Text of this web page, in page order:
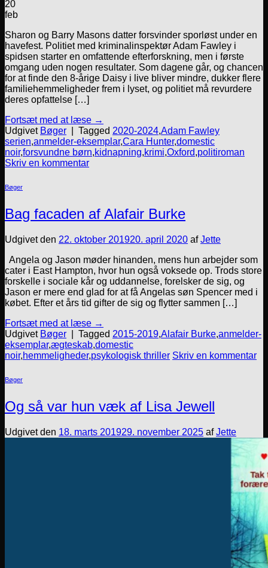
20
feb
Sharon og Barry Masons datter forsvinder sporløst under en
havefest. Politiet med kriminalinspektør Adam Fawley i
spidsen starter en omfattende efterforskning, men i første
omgang uden nogen resultater. Som dagene går, og chancen
for at finde den 8-årige Daisy i live bliver mindre, dukker flere
familiehemmeligheder frem i lyset, og politiet må revurdere
deres opfattelse […]
Fortsæt med at læse →
Udgivet Bøger Tagged 2020-2024,Adam Fawley
serien,anmelder-eksemplar,Cara Hunter,domestic
noir,forsvundne børn,kidnapning,krimi,Oxford,politiroman
Skriv en kommentar
Bøger
Bag facaden af Alafair Burke
Udgivet den 22. oktober 201920. april 2020 afJette
Angela og Jason møder hinanden, mens hun arbejder som
cater i East Hampton, hvor hun også voksede op. Trods store
forskelle i sociale kår og uddannelse, forelsker de sig, og
Jason er mere end glad for at få Angelas søn Spencer med i
købet. Efter et års tid gifter de sig og flytter sammen […]
Fortsæt med at læse →
Udgivet Bøger Tagged 2015-2019,Alafair Burke,anmelder-
eksemplar,ægteskab,domestic
noir,hemmeligheder,psykologisk thriller Skriv en kommentar
Bøger
Og så var hun væk af Lisa Jewell
Udgivet den 18. marts 201929. november 2025 afJette